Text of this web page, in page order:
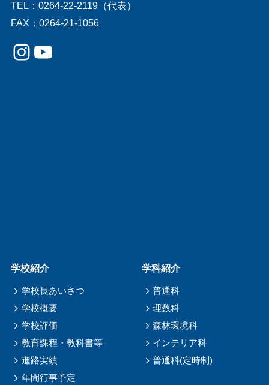
TEL：0264-22-2119（代表）
FAX：0264-21-1056
Instagram
YouTube
学校紹介
学校長あいさつ
学校概要
学校評価
教育課程・教科書等
進路実績
年間行事予定
学科紹介
普通科
理数科
森林環境科
インテリア科
普通科(定時制)